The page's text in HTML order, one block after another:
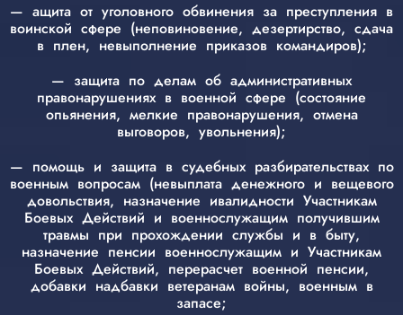
— ащита от уголовного обвинения за преступления в
воинской сфере (неповиновение, дезертирство, сдача
в плен, невыполнение приказов командиров);
— защита по делам об административных
правонарушениях в военной сфере (состояние
опьянения, мелкие правонарушения, отмена
выговоров, увольнения);
— помощь и защита в судебных разбирательствах по
военным вопросам (невыплата денежного и вещевого
довольствия, назначение ивалидности Участникам
Боевых Действий и военнослужащим получившим
травмы при прохождении службы и в быту,
назначение пенсии военнослужащим и Участникам
Боевых Действий, перерасчет военной пенсии,
добавки надбавки ветеранам войны, военным в
запасе;